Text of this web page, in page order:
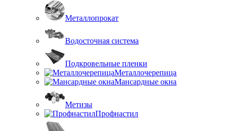
Металлопрокат
Водосточная система
Подкровельные пленки
Металлочерепица
Мансардные окна
Метизы
Профнастил